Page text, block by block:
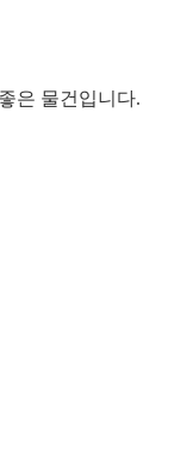
은 물건입니다.